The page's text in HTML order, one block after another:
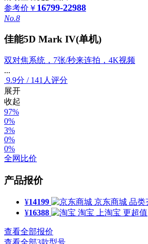
参考价 ￥ 16799-22988
No.8
佳能5D Mark IV(单机)
双对焦系统，7张/秒来连拍，4K视频
...
9.9分 / 141人评分
展开
收起
97%
0%
3%
0%
0%
全网比价
产品报价
¥14199 京东商城 品类
¥16388 淘宝 上淘宝 更超值
查看全部报价
查看全部3款型号